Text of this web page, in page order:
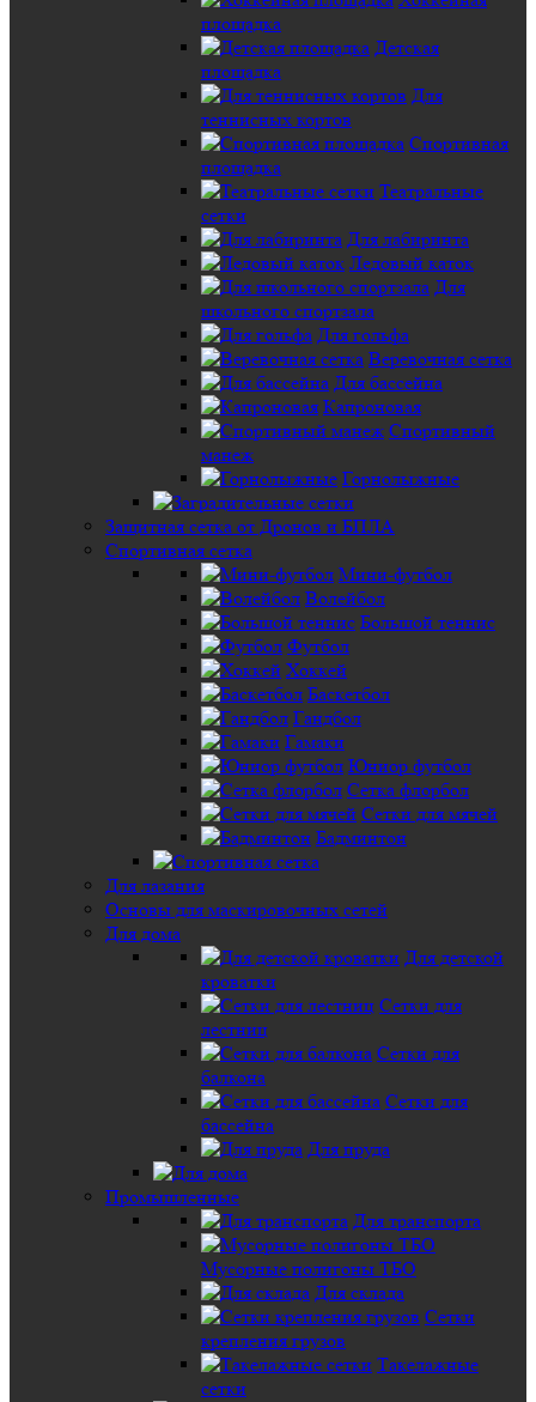
площадка
Детская
площадка
Для
теннисных кортов
Спортивная
площадка
Театральные
сетки
Для лабиринта
Ледовый каток
Для
школьного спортзала
Для гольфа
Веревочная сетка
Для бассейна
Капроновая
Спортивный
манеж
Горнолыжные
Защитная сетка от Дронов и БПЛА
Спортивная сетка
Мини-футбол
Волейбол
Большой теннис
Футбол
Хоккей
Баскетбол
Гандбол
Гамаки
Юниор футбол
Сетка флорбол
Сетки для мячей
Бадминтон
Для лазания
Основы для маскировочных сетей
Для дома
Для детской
кроватки
Сетки для
лестниц
Сетки для
балкона
Сетки для
бассейна
Для пруда
Промышленные
Для транспорта
Мусорные полигоны ТБО
Для склада
Сетки
крепления грузов
Такелажные
сетки